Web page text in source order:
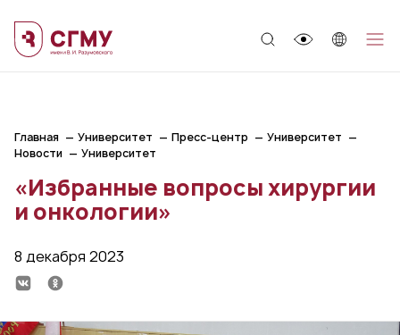
Главная Университет Пресс-центр
Университет
Новости
Университет
«Избранные вопросы хирургии
и онкологии»
8 декабря 2023